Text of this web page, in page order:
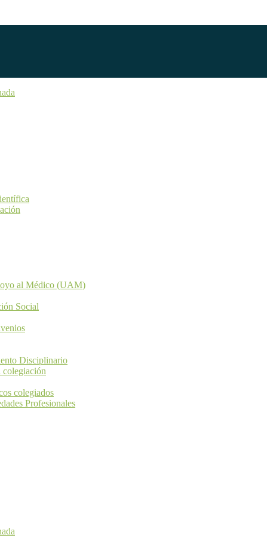
al Médico (UAM)
Social
Disciplinario
colegiación
colegiados
Profesionales